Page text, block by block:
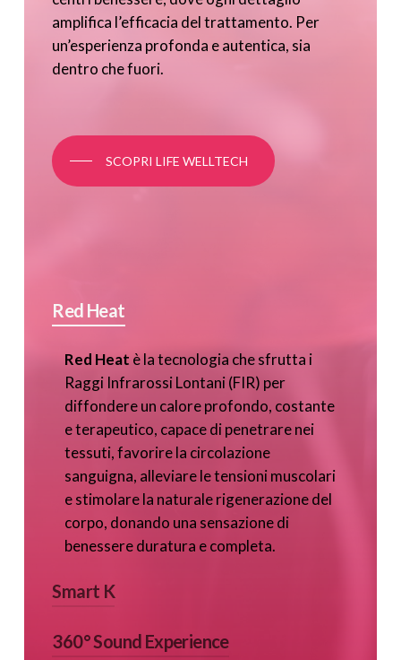
amplifica l’efficacia del trattamento. Per
un’esperienza profonda e autentica, sia
dentro che fuori.
SCOPRI LIFE WELLTECH
Red Heat
Red Heat è la tecnologia che sfrutta i
Raggi Infrarossi Lontani (FIR) per
diffondere un calore profondo, costante
e terapeutico, capace di penetrare nei
tessuti, favorire la circolazione
sanguigna, alleviare le tensioni muscolari
e stimolare la naturale rigenerazione del
corpo, donando una sensazione di
benessere duratura e completa.
Smart K
Smart Kè un tessutobio-ceramico
360° Sound Experience